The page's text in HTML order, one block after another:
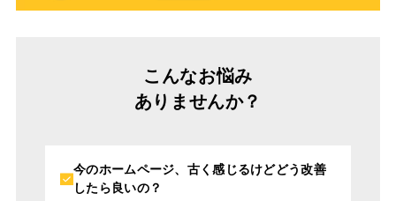
こんなお悩み
ありませんか？
今のホームページ、古く感じるけどどう改善
したら良いの？